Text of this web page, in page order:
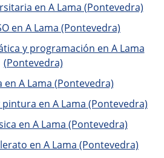
en A Lama (Pontevedra)
en A Lama (Pontevedra)
y programación en A Lama
(Pontevedra)
en A Lama (Pontevedra)
en A Lama (Pontevedra)
en A Lama (Pontevedra)
en A Lama (Pontevedra)